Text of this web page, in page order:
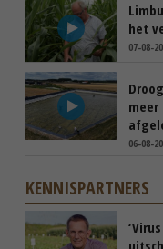
het
07-08-
meer
06-08-
KENNISPARTNERS